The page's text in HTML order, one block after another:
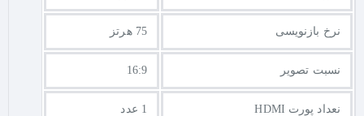
نرخ بازنویسی 75 هرتز
نسبت تصویر 16:9
نعداد پورت HDMI 1 عدد